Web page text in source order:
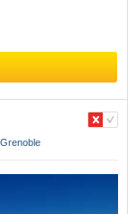
Grenoble